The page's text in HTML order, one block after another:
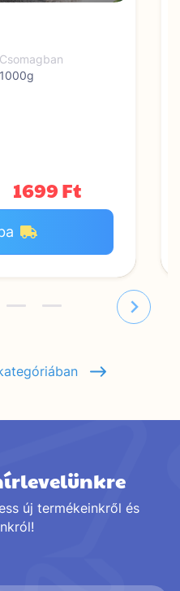
Csomagban
1000g
1699 Ft
új termékeinkről és